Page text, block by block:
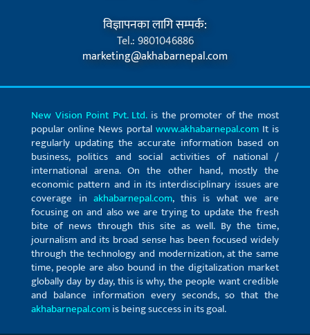
विज्ञापनका लागि सम्पर्क:
Tel.: 9801046886
marketing@akhabarnepal.com
New Vision Point Pvt. Ltd.is the promoter of the most
popular online News portal www.akhabarnepal.comIt is
regularly updating the accurate information based on
business, politics and social activities of national /
international arena. On the other hand, mostly the
economic pattern and in its interdisciplinary issues are
coverage inakhabarnepal.com, this is what we are
focusing on and also we are trying to update the fresh
bite of news through this site as well. By the time,
journalism and its broad sense has been focused widely
through the technology and modernization, at the same
time, people are also bound in the digitalization market
globally day by day, this is why, the people want credible
and balance information every seconds, so that the
akhabarnepal.comis being success in its goal.